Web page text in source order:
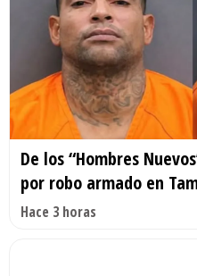
De los “Hombres
por robo armado en
Hace 3 horas